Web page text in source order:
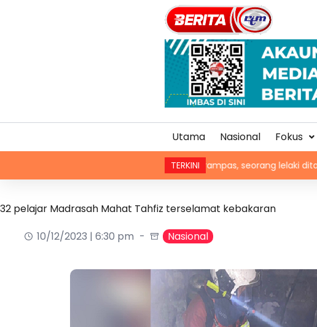
Utama Nasional Fokus
TERKINI
kartrij vape antara dadah dirampas, seorang lelaki ditahan
32 pelajar Madrasah Mahat Tahfiz terselamat kebakaran
10/12/2023 | 6:30 pm
Nasional